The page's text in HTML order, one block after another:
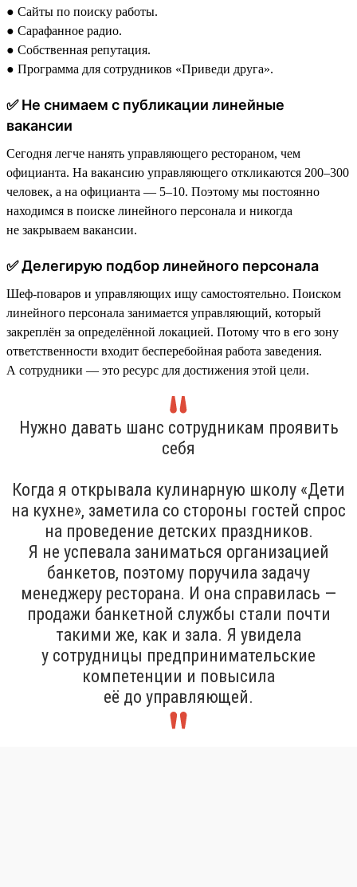
● Сайты по поиску работы.
● Сарафанное радио.
● Собственная репутация.
● Программа для сотрудников «Приведи друга».
✅ Не снимаем с публикации линейные
вакансии
Сегодня легче нанять управляющего рестораном, чем
официанта. На вакансию управляющего откликаются 200–300
человек, а на официанта — 5–10. Поэтому мы постоянно
находимся в поиске линейного персонала и никогда
не закрываем вакансии.
✅ Делегирую подбор линейного персонала
Шеф-поваров и управляющих ищу самостоятельно. Поиском
линейного персонала занимается управляющий, который
закреплён за определённой локацией. Потому что в его зону
ответственности входит бесперебойная работа заведения.
А сотрудники — это ресурс для достижения этой цели.
Нужно давать шанс сотрудникам проявить
себя
Когда я открывала кулинарную школу «Дети
на кухне», заметила со стороны гостей спрос
на проведение детских праздников.
Я не успевала заниматься организацией
банкетов, поэтому поручила задачу
менеджеру ресторана. И она справилась —
продажи банкетной службы стали почти
такими же, как и зала. Я увидела
у сотрудницы предпринимательские
компетенции и повысила
её до управляющей.